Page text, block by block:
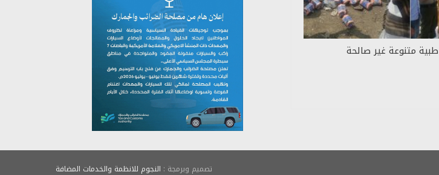
متنوعة غير صالحة
تصميم وبرمجة : النجوم للانظمة والخدمات المضافة